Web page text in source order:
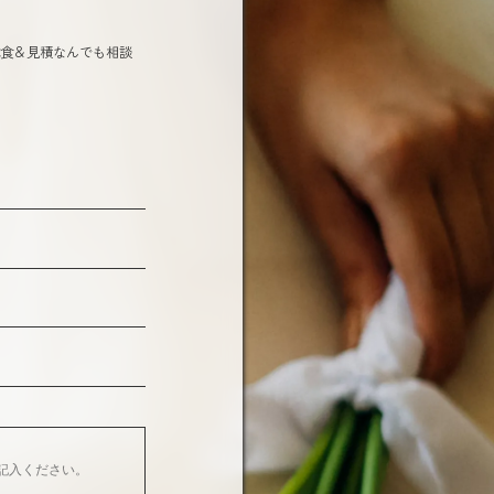
＆見積なんでも相談